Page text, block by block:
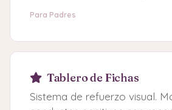
Para Padres
Tablero de Fichas
Sistema de refuerzo visual.